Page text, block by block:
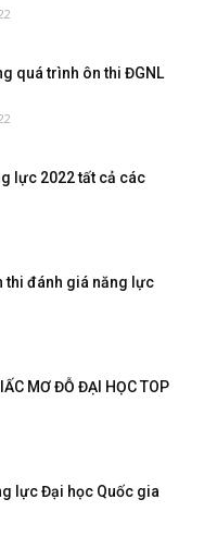
quá trình ôn thi ĐGNL
lực 2022 tất cả các
thi đánh giá năng lực
MƠ ĐỖ ĐẠI HỌC TOP
lực Đại học Quốc gia